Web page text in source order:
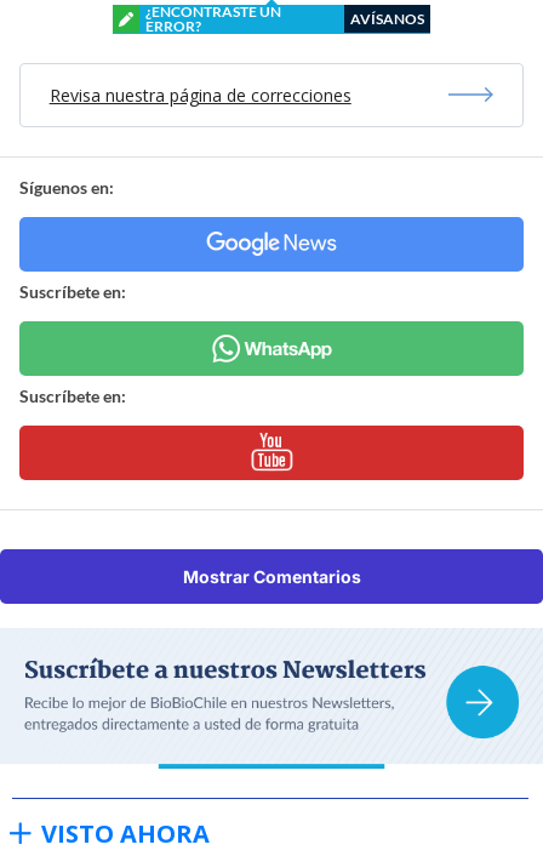
¿ENCONTRASTE UN
ERROR?
AVÍSANOS
Revisa nuestra página de correcciones
Síguenos en:
Suscríbete en:
Suscríbete en:
Mostrar Comentarios
VISTO AHORA